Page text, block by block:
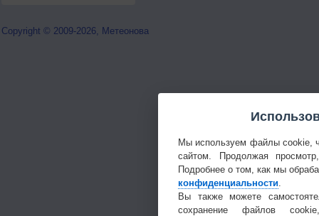
Copyright © 2009-2026, Метеонова
Мы используем файлы cookie,
сайтом. Продолжая
Подробнее о том, как мы
конфиденциальности.
Вы также можете
сохранение файлов